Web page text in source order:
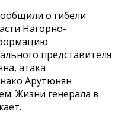
о гибели
Нагорно-
представителя
атака
Арутюнян
Жизни генерала в